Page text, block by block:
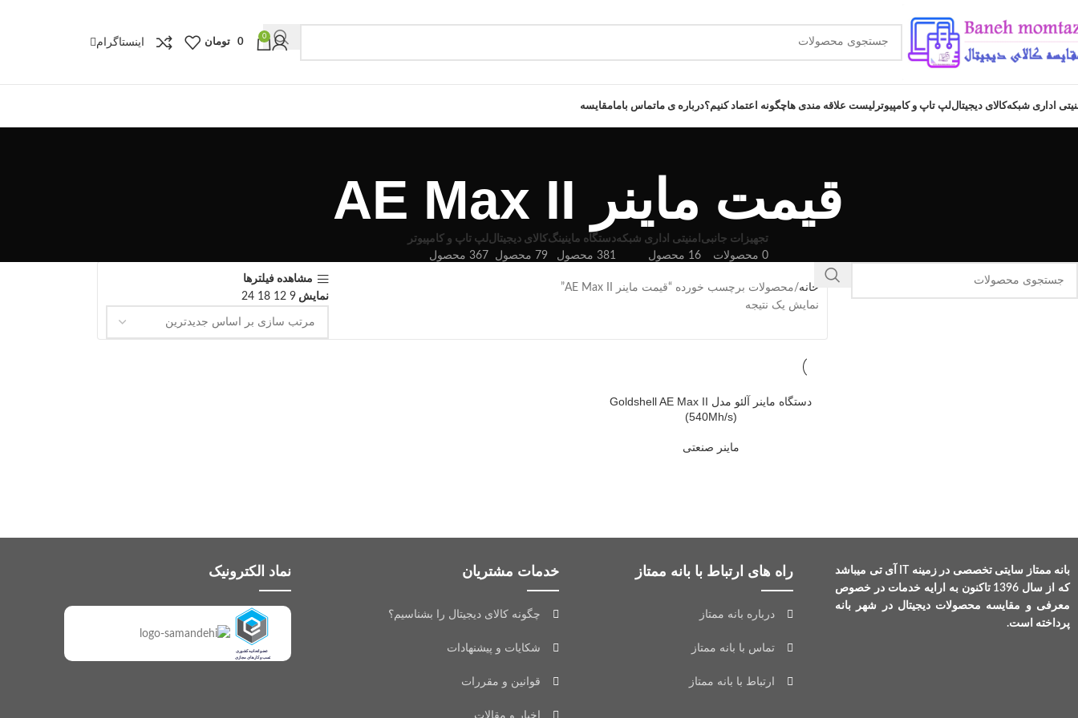
0
0 تومان اینستاگرام
اداری شبکهکالای دیجیتاللپ تاپ و کامپیوتر لیست علاقه مندی هاچگونه اعتماد کنیم؟درباره ی ماتماس بامامقایسه
قیمت ماینر AE Max II
تجهیزات جانبی
0 محصولات
امنیتی اداری شبکه
16 محصول
دستگاه ماینینگ
381 محصول
کالای دیجیتال
79 محصول
لپ تاپ و کامپیوتر
367 محصول
خانه محصولات برچسب خورده “قیمت ماینر AE Max II”
نمایش یک نتیجه
مشاهده فیلترها
نمایش 9
12
18
24
دستگاه ماینر آلئو مدل Goldshell AE Max II
(540Mh/s)
ماینر صنعتی
بانه ممتاز سایتی تخصصی در زمینه IT آی تی میباشد
که از سال 1396 تاکنون به ارایه خدمات در خصوص
معرفی و مقایسه محصولات دیجیتال در شهر بانه
پرداخته است.
راه های ارتباط با بانه ممتاز
درباره بانه ممتاز
تماس با بانه ممتاز
ارتباط با بانه ممتاز
خدمات مشتریان
چگونه کالای دیجیتال را بشناسیم؟
شکایات و پیشنهادات
قوانین و مقررات
اخبار و مقالات
نماد الکترونیک